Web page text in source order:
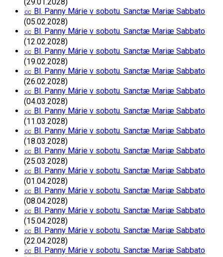
㏄ Bl. Panny Márie v sobotu. Sanctæ Mariæ Sabbato
(05.02.2028)
㏄ Bl. Panny Márie v sobotu. Sanctæ Mariæ Sabbato
(12.02.2028)
㏄ Bl. Panny Márie v sobotu. Sanctæ Mariæ Sabbato
(19.02.2028)
㏄ Bl. Panny Márie v sobotu. Sanctæ Mariæ Sabbato
(26.02.2028)
㏄ Bl. Panny Márie v sobotu. Sanctæ Mariæ Sabbato
(04.03.2028)
㏄ Bl. Panny Márie v sobotu. Sanctæ Mariæ Sabbato
(11.03.2028)
㏄ Bl. Panny Márie v sobotu. Sanctæ Mariæ Sabbato
(18.03.2028)
㏄ Bl. Panny Márie v sobotu. Sanctæ Mariæ Sabbato
(25.03.2028)
㏄ Bl. Panny Márie v sobotu. Sanctæ Mariæ Sabbato
(01.04.2028)
㏄ Bl. Panny Márie v sobotu. Sanctæ Mariæ Sabbato
(08.04.2028)
㏄ Bl. Panny Márie v sobotu. Sanctæ Mariæ Sabbato
(15.04.2028)
㏄ Bl. Panny Márie v sobotu. Sanctæ Mariæ Sabbato
(22.04.2028)
㏄ Bl. Panny Márie v sobotu. Sanctæ Mariæ Sabbato